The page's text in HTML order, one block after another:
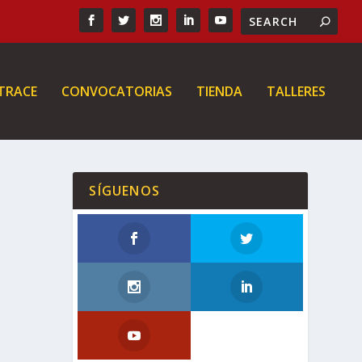
CONVOCATORIAS TIENDA TALLERES
SÍGUENOS